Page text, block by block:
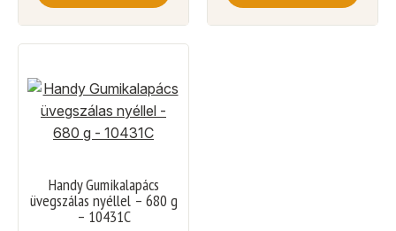
Handy Gumikalapács
üvegszálas nyéllel – 680 g
– 10431C